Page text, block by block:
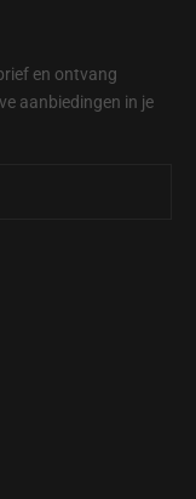
en ontvang
aanbiedingen in je